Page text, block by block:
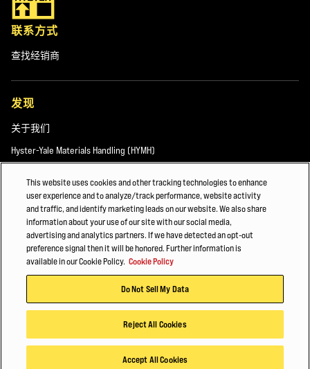
联系方式
查找经销商
发现
关于我们
Hyster-Yale Materials Handling (HYMH)
职业发展
职业发展
© 2026 Hyster-Yale Materials Handling, Inc.，保留所有权利。
隐私政策 应用条款 Cookie政策
This website uses cookies and other tracking technologies to enhance
user experience and to analyze/track performance, website activity
and traffic, and identify marketing leads on our website. We also share
information about your use of our site with our social media,
advertising and analytics partners. If we have detected an opt-out
preference signal then it will be honored. Further information is
available in our Cookie Policy. Cookie Policy
Do Not Sell My Data
Reject All Cookies
Accept All Cookies